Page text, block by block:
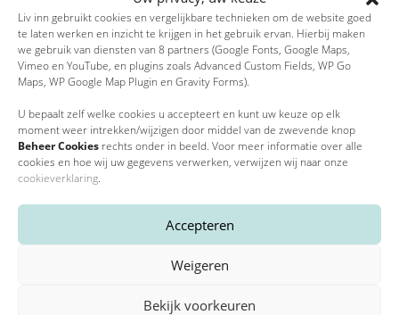
Liv inn gebruikt cookies en vergelijkbare technieken om de website goed
te laten werken en inzicht te krijgen in het gebruik ervan. Hierbij maken
we gebruik van diensten van 8 partners (Google Fonts, Google Maps,
Vimeo en YouTube, en plugins zoals Advanced Custom Fields, WP Go
Maps, WP Google Map Plugin en Gravity Forms).
U bepaalt zelf welke cookies u accepteert en kunt uw keuze op elk
moment weer intrekken/wijzigen door middel van de zwevende knop
Beheer Cookies rechts onder in beeld. Voor meer informatie over alle
cookies en hoe wij uw gegevens verwerken, verwijzen wij naar onze
cookieverklaring.
Accepteren
Weigeren
Bekijk voorkeuren
Wereldrecord stoelendans 65+ in Hilversum: doe mee!